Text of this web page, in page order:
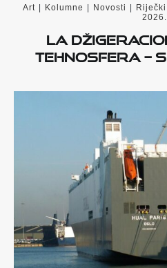
Art | Kolumne | Novosti |
2026.
LA
TEHNOSFERA –